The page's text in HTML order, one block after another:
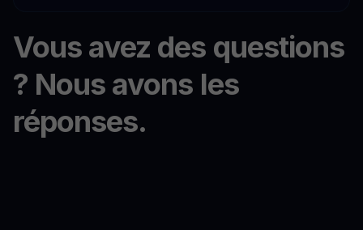
Vous avez des questions
? Nous avons les
réponses.